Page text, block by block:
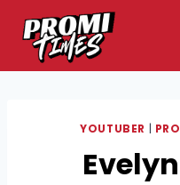
Inhalt
springen
YOUTUBER